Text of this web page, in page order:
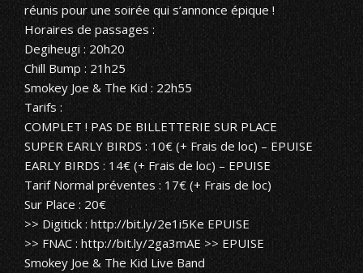
réunis pour une soirée qui s’annonce épique !
Horaires de passages :
Degiheugi : 20h20
Chill Bump : 21h25
Smokey Joe & The Kid : 22h55
Tarifs :
COMPLET ! PAS DE BILLETTERIE SUR PLACE
SUPER EARLY BIRDS : 10€ (+ Frais de loc) – EPUISE
EARLY BIRDS : 14€ (+ Frais de loc) – EPUISE
Tarif Normal préventes : 17€ (+ Frais de loc)
Sur Place : 20€
>> Digitick : http://bit.ly/2e1i5Ke EPUISE
>> FNAC : http://bit.ly/2ga3mAE >> EPUISE
Smokey Joe & The Kid Live Band